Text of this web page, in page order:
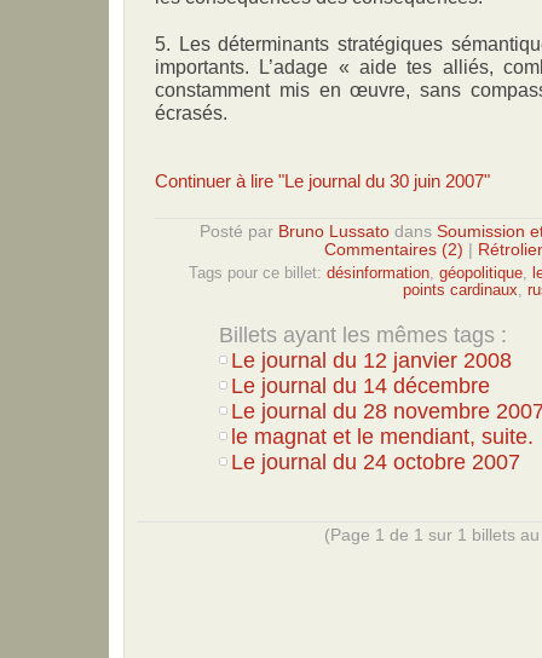
5. Les déterminants stratégiques
importants. L’adage « aide tes alliés,
constamment mis en œuvre, sans
écrasés.
Continuer à lire "Le journal du 30 juin 2007"
Posté par Bruno Lussato dans Soumission
Commentaires (2)
Tags pour ce billet: désinformation géopolitique
points cardinaux
Billets ayant les mêmes tags :
Le journal du 12 janvier 2008
Le journal du 14 décembre
Le journal du 28 novembre
le magnat et le mendiant, suite.
Le journal du 24 octobre 2007
(Page 1 de 1 sur 1 billets